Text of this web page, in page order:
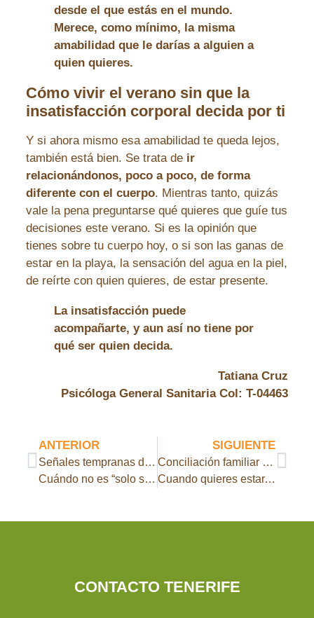
desde el que estás en el mundo.
Merece, como mínimo, la misma
amabilidad que le darías a alguien a
quien quieres.
Cómo vivir el verano sin que la
insatisfacción corporal decida por ti
Y si ahora mismo esa amabilidad te queda lejos,
también está bien. Se trata deir
relacionándonos, poco a poco, de forma
diferente con el cuerpo. Mientras tanto, quizás
vale la pena preguntarse qué quieres que guíe tus
decisiones este verano. Si es la opinión que
tienes sobre tu cuerpo hoy, o si son las ganas de
estar en la playa, la sensación del agua en la piel,
de reírte con quien quieres, de estar presente.
La insatisfacción puede
acompañarte, y aun así no tiene por
qué ser quien decida.
Tatiana Cruz
Psicóloga General Sanitaria Col: T-04463
ANTERIOR
Señales tempranas del autismo:
Cuándo no es “solo su carácter”
SIGUIENTE
Conciliación familiar en verano:
Cuando quieres estar, pero no puedes
CONTACTO TENERIFE